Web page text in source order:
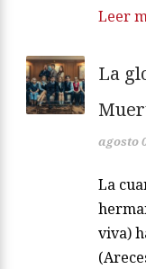
Leer
La
agosto
La
viva)